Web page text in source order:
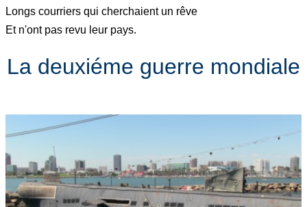
Longs courriers qui cherchaient un rêve
Et n'ont pas revu leur pays.
La deuxiéme guerre mondiale